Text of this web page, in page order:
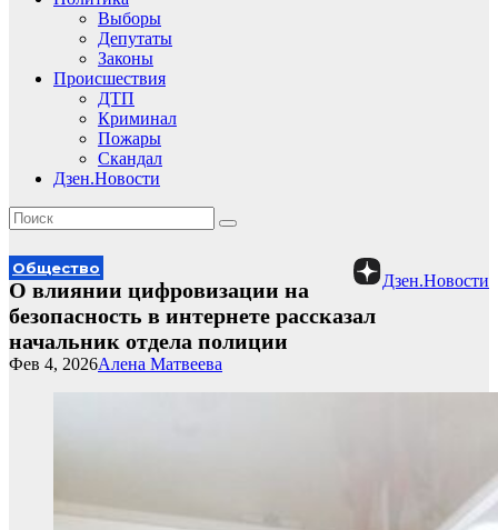
Выборы
Депутаты
Законы
Происшествия
ДТП
Криминал
Пожары
Скандал
Дзен.Новости
Дзен.Новости
Общество
О влиянии цифровизации на
безопасность в интернете рассказал
начальник отдела полиции
Алена Матвеева
Фев 4, 2026